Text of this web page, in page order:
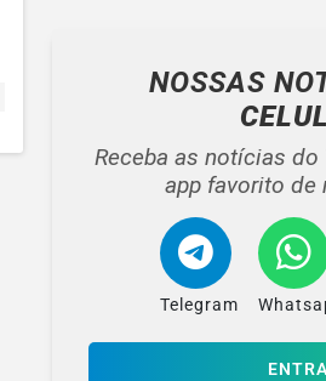
NOSSAS
Receba as notícias
app favorito de
Telegram